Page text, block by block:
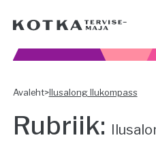
Avaleht>Ilusalong Ilukompass
Rubriik: